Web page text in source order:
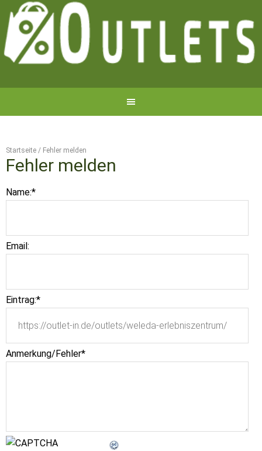
Startseite / Fehler melden
Fehler melden
Name:*
Email:
Eintrag:*
Anmerkung/Fehler*